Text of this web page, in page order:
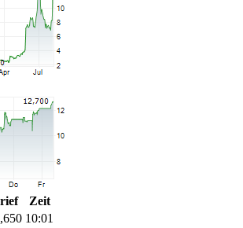
Zeit
10:01